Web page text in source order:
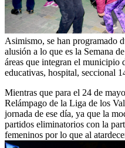
Asimismo, se han programado
alusión a lo que es la Semana
áreas que integran el municipio
educativas, hospital, seccional
Mientras que para el 24 de
Relámpago de la Liga de los
jornada de ese día, ya que la
partidos eliminatorios con la
femeninos por lo que al